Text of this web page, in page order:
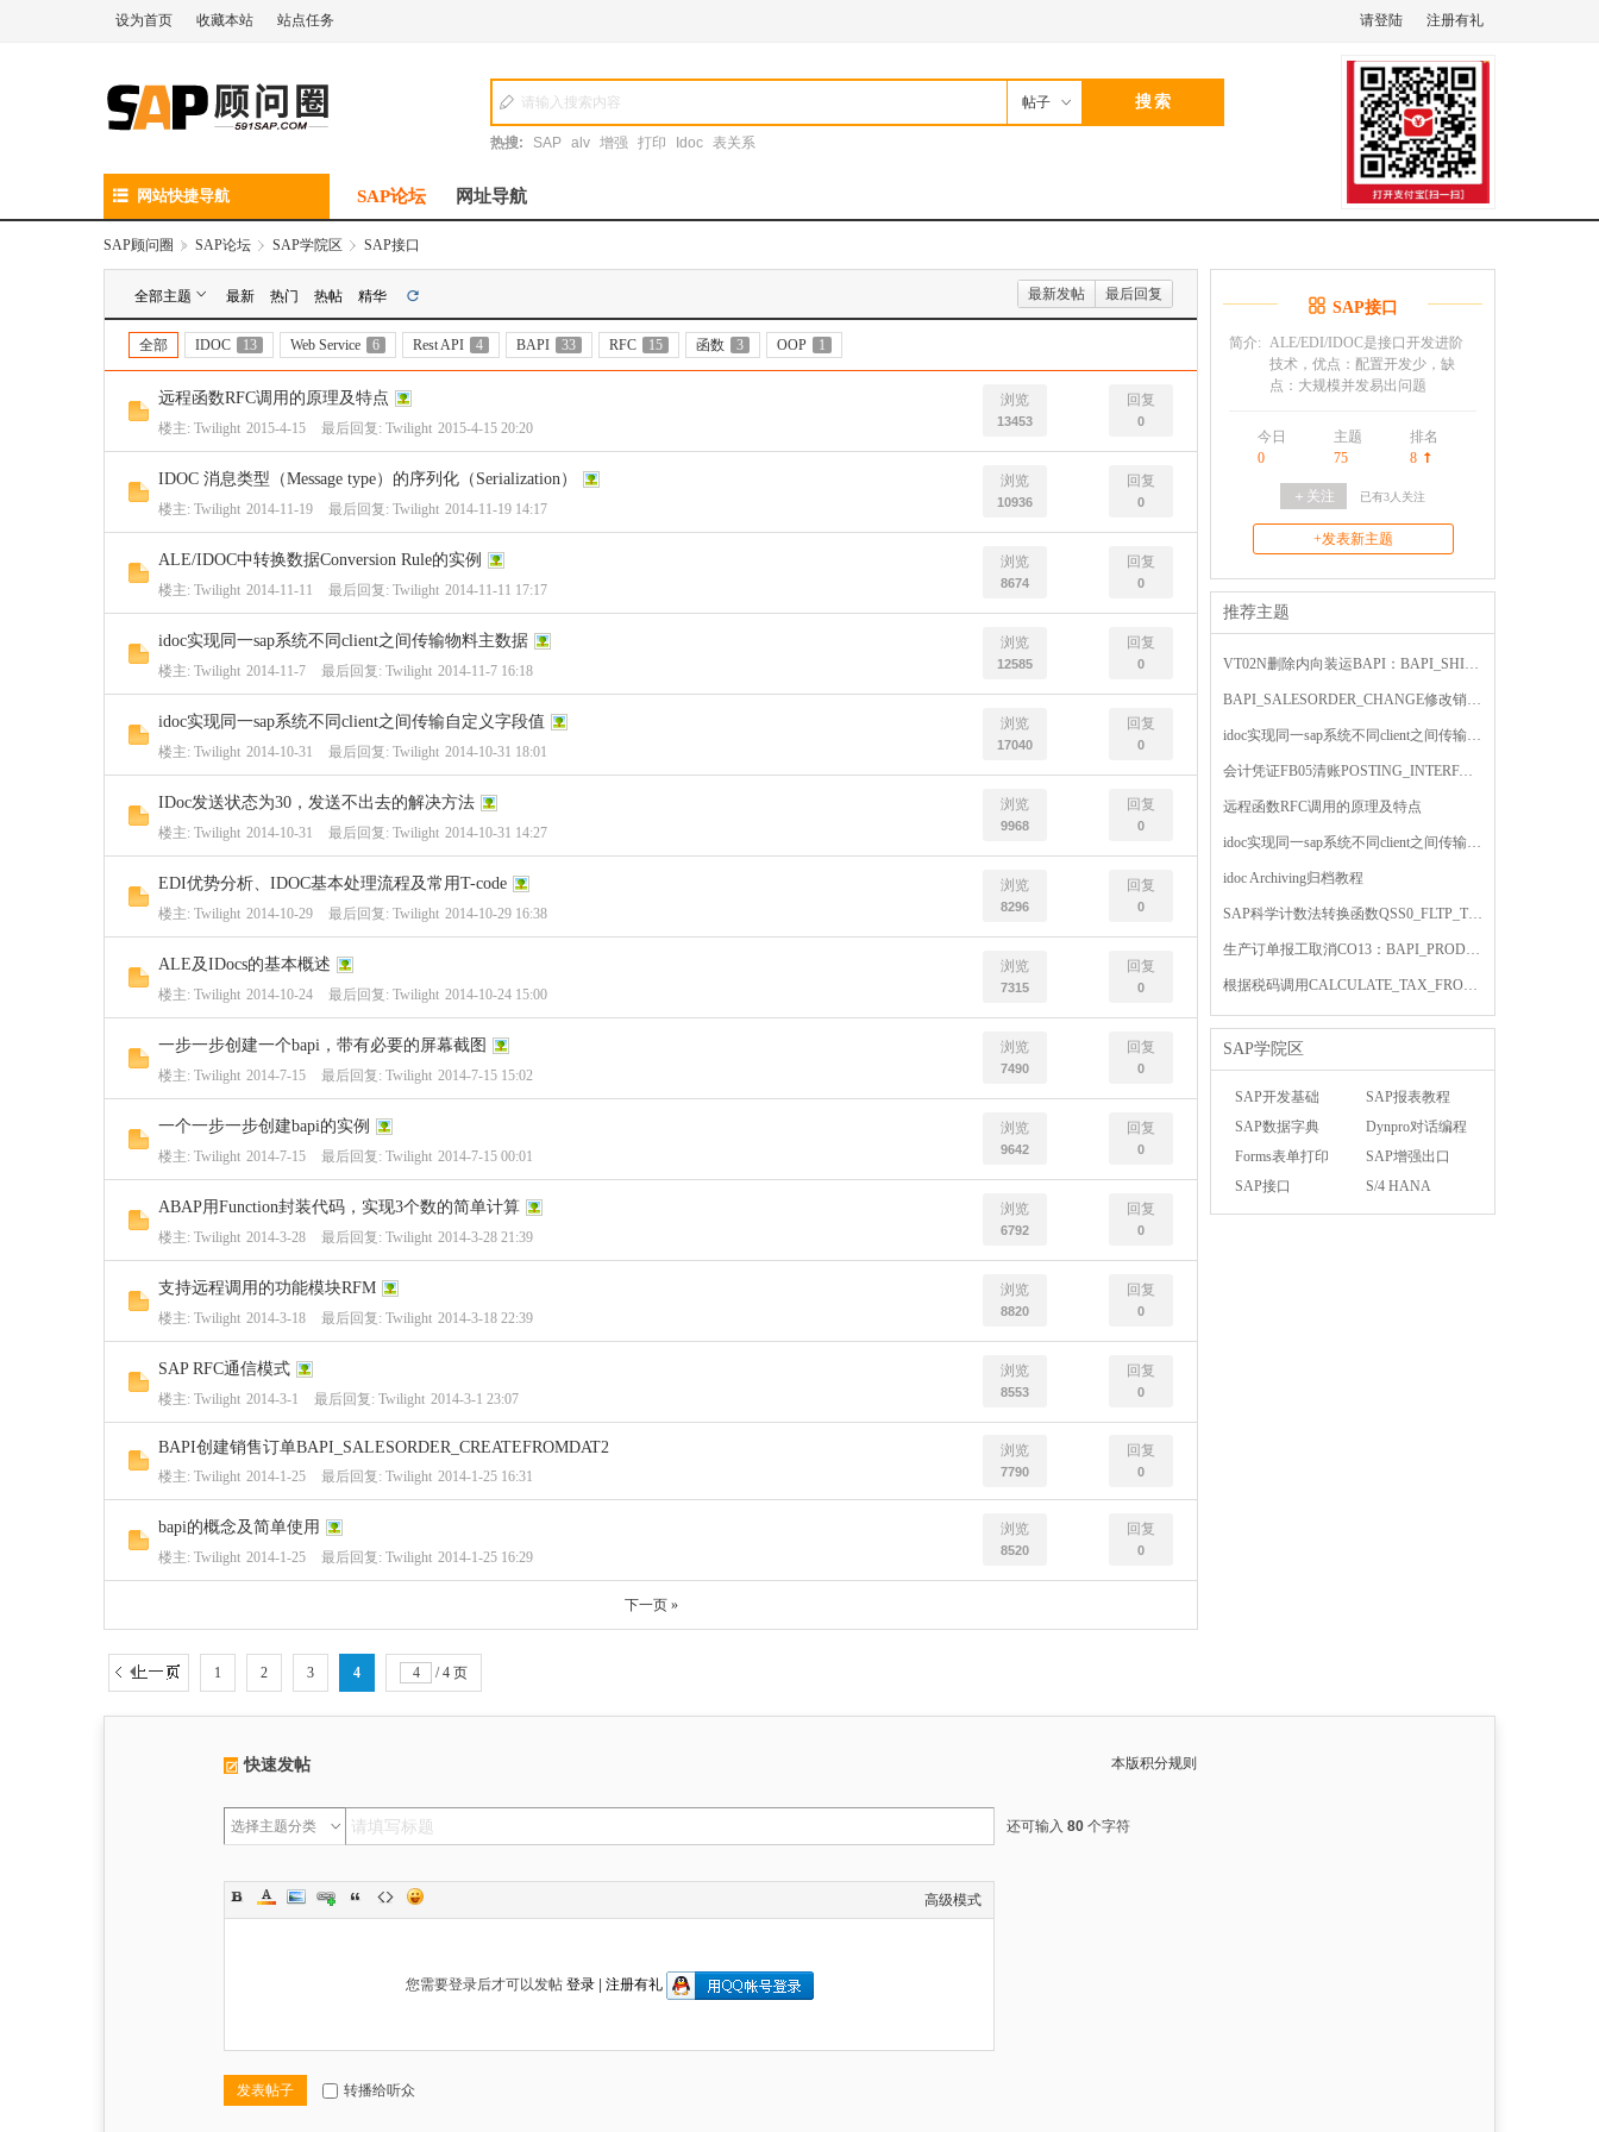
设为首页 收藏本站 站点任务 请登陆 注册有礼
帖子
热搜: SAP alv 增强 打印 Idoc 表关系
网站快捷导航 SAP论坛 网址导航
SAP顾问圈 » SAP论坛 › SAP学院区 › SAP接口
全部主题 最新 热门 热帖 精华 最新发帖 最后回复
全部 IDOC 13 Web Service 6 Rest API 4 BAPI 33 RFC 15 函数 3 OOP 1
远程函数RFC调用的原理及特点
楼主: Twilight 2015-4-15 最后回复: Twilight 2015-4-15 20:20
浏览
13453
回复
0
IDOC 消息类型（Message type）的序列化（Serialization）
楼主: Twilight 2014-11-19 最后回复: Twilight 2014-11-19 14:17
浏览
10936
回复
0
ALE/IDOC中转换数据Conversion Rule的实例
楼主: Twilight 2014-11-11 最后回复: Twilight 2014-11-11 17:17
浏览
8674
回复
0
idoc实现同一sap系统不同client之间传输物料主数据
楼主: Twilight 2014-11-7 最后回复: Twilight 2014-11-7 16:18
浏览
12585
回复
0
idoc实现同一sap系统不同client之间传输自定义字段值
楼主: Twilight 2014-10-31 最后回复: Twilight 2014-10-31 18:01
浏览
17040
回复
0
IDoc发送状态为30，发送不出去的解决方法
楼主: Twilight 2014-10-31 最后回复: Twilight 2014-10-31 14:27
浏览
9968
回复
0
EDI优势分析、IDOC基本处理流程及常用T-code
楼主: Twilight 2014-10-29 最后回复: Twilight 2014-10-29 16:38
浏览
8296
回复
0
ALE及IDocs的基本概述
楼主: Twilight 2014-10-24 最后回复: Twilight 2014-10-24 15:00
浏览
7315
回复
0
一步一步创建一个bapi，带有必要的屏幕截图
楼主: Twilight 2014-7-15 最后回复: Twilight 2014-7-15 15:02
浏览
7490
回复
0
一个一步一步创建bapi的实例
楼主: Twilight 2014-7-15 最后回复: Twilight 2014-7-15 00:01
浏览
9642
回复
0
ABAP用Function封装代码，实现3个数的简单计算
楼主: Twilight 2014-3-28 最后回复: Twilight 2014-3-28 21:39
浏览
6792
回复
0
支持远程调用的功能模块RFM
楼主: Twilight 2014-3-18 最后回复: Twilight 2014-3-18 22:39
浏览
8820
回复
0
SAP RFC通信模式
楼主: Twilight 2014-3-1 最后回复: Twilight 2014-3-1 23:07
浏览
8553
回复
0
BAPI创建销售订单BAPI_SALESORDER_CREATEFROMDAT2
楼主: Twilight 2014-1-25 最后回复: Twilight 2014-1-25 16:31
浏览
7790
回复
0
bapi的概念及简单使用
楼主: Twilight 2014-1-25 最后回复: Twilight 2014-1-25 16:29
浏览
8520
回复
0
下一页 »
1 2 3 4 / 4 页
SAP接口
简介: ALE/EDI/IDOC是接口开发进阶
技术，优点：配置开发少，缺
点：大规模并发易出问题
今日
0
主题
75
排名
8
＋关注 已有3 人关注
+发表新主题
推荐主题
VT02N删除内向装运BAPI：BAPI_SHIPMENT_CHANGE
BAPI_SALESORDER_CHANGE修改销售订单计划行报错
idoc实现同一sap系统不同client之间传输自定义字段值
会计凭证FB05清账POSTING_INTERFACE_CLEARING
远程函数RFC调用的原理及特点
idoc实现同一sap系统不同client之间传输物料主数据
idoc Archiving归档教程
SAP科学计数法转换函数QSS0_FLTP_TO_CHAR_CONVERSION
生产订单报工取消CO13：BAPI_PRODORDCONF_CANCEL
根据税码调用CALCULATE_TAX_FROM_NET_AMOUNT计算税额
SAP学院区
SAP开发基础
SAP报表教程
SAP数据字典
Dynpro对话编程
Forms表单打印
SAP增强出口
SAP接口
S/4 HANA
快速发帖 本版积分规则
选择主题分类 还可输入 80 个字符
高级模式
您需要登录后才可以发帖 登录| 注册有礼
发表帖子 转播给听众